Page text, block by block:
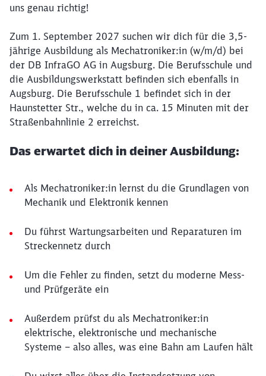
uns genau richtig!
Zum 1. September 2027 suchen wir dich für die 3,5-
jährige Ausbildung als Mechatroniker:in (w/m/d) bei
der DB InfraGO AG in Augsburg. Die Berufsschule und
die Ausbildungswerkstatt befinden sich ebenfalls in
Augsburg. Die Berufsschule 1 befindet sich in der
Haunstetter Str., welche du in ca. 15 Minuten mit der
Straßenbahnlinie 2 erreichst.
Das erwartet dich in deiner Ausbildung:
Als Mechatroniker:in lernst du die Grundlagen von
Mechanik und Elektronik kennen
Du führst Wartungsarbeiten und Reparaturen im
Streckennetz durch
Um die Fehler zu finden, setzt du moderne Mess-
und Prüfgeräte ein
Außerdem prüfst du als Mechatroniker:in
elektrische, elektronische und mechanische
Systeme – also alles, was eine Bahn am Laufen hält